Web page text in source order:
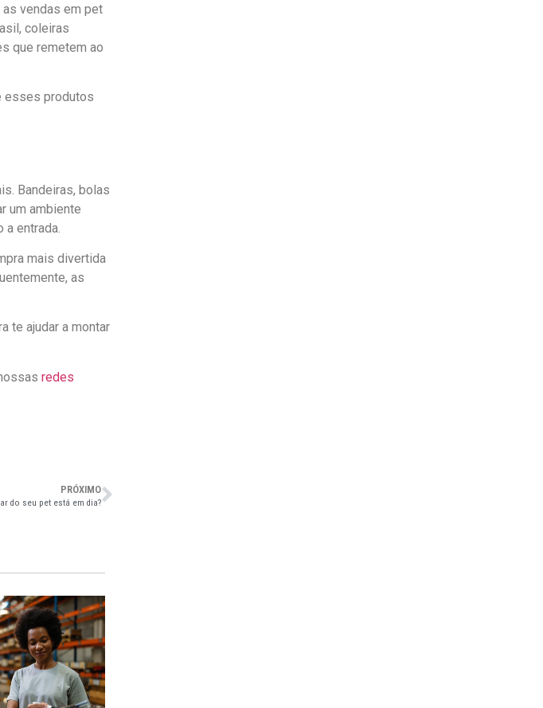
vendas em pet
coleiras
que remetem ao
esses produtos
Bandeiras, bolas
um ambiente
entrada.
mais divertida
as
te ajudar a montar
redes
PRÓXIMO
do seu pet está em dia?